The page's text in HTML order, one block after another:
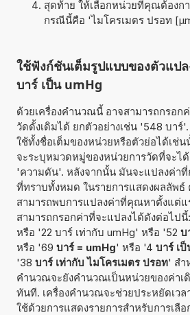
สุดท้าย ให้เลือกหน่วยที่คุณต้องก
กรณีนี้คือ 'ไมโครเมตร ปรอท
ใช้ฟังก์ชันเต็มรูปแบบของตัวแป
บาร์ เป็น umHg
ด้วยเครื่องคำนวณนี้ อาจสามารถกรอก
วัดดั้งเดิมได้ ยกตัวอย่างเช่น '548 บาร์
ใช้ทั้งชื่อเต็มของหน่วยหรือตัวย่อได้เช่
จะระบุหมวดหมู่ของหน่วยการวัดที่จะไ
'ความดัน'. หลังจากนั้น มันจะแปลงค่าที่
ที่ทราบทั้งหมด ในรายการแสดงผลลัพธ์
สามารถพบการแปลงค่าที่คุณหาตั้งแต่แ
สามารถกรอกค่าที่จะแปลงได้ดังต่อไป
หรือ '22 บาร์ เท่ากับ umHg' หรือ '52 บ
หรือ '69 บาร์ = umHg' หรือ '4 บาร์ เ
'38 บาร์ เท่ากับ ไมโครเมตร ปรอท' สำ
คำนวณจะยังคำนวณเป็นหน่วยของค่าเ
ทันที. เครื่องคำนวณจะช่วยประหยัดเว
ใช้ด้วยการแสดงรายการสำหรับการเลื